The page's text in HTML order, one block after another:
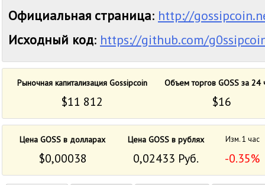
Официальная страница: http://
Исходный код: https://github.com/
Рыночная капитализация Gossipcoin Объем торгов GOSS за 24
$11 812 $16
Цена GOSS в долларах Цена GOSS в рублях Изм. 1 час
$0,00038 0,02433 Руб. -0.35%